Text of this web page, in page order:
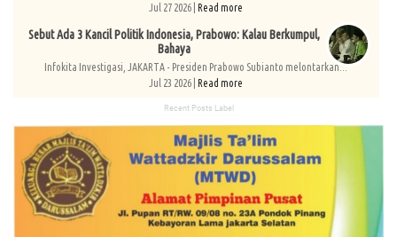
Jul 27 2026 | Read more
Sebut Ada 3 Kancil Politik Indonesia, Prabowo: Kalau Berkumpul,
Bahaya
Infokita Investigasi, JAKARTA - Presiden Prabowo Subianto melontarkan...
Jul 23 2026 | Read more
Recent Posts Label